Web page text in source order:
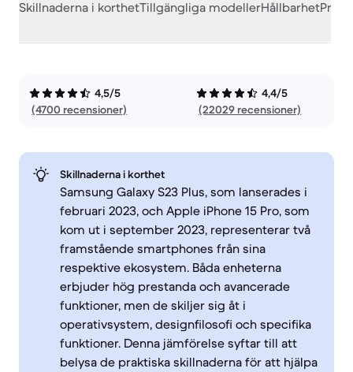
Skillnaderna i korthetTillgängliga modellerHållbarhet
4,5/5
(4700 recensioner)
4,4/5
(22029 recensioner)
Skillnaderna i korthet
Samsung Galaxy S23 Plus, som lanserades i
februari 2023, och Apple iPhone 15 Pro, som
kom ut i september 2023, representerar två
framstående smartphones från sina
respektive ekosystem. Båda enheterna
erbjuder hög prestanda och avancerade
funktioner, men de skiljer sig åt i
operativsystem, designfilosofi och specifika
funktioner. Denna jämförelse syftar till att
belysa de praktiska skillnaderna för att hjälpa